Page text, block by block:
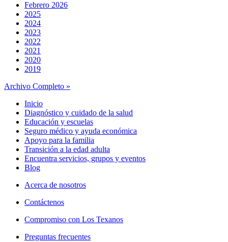
Febrero 2026
2025
2024
2023
2022
2021
2020
2019
Archivo Completo »
Inicio
Diagnóstico y cuidado de la salud
Educación y escuelas
Seguro médico y ayuda económica
Apoyo para la familia
Transición a la edad adulta
Encuentra servicios, grupos y eventos
Blog
Acerca de nosotros
Contáctenos
Compromiso con Los Texanos
Preguntas frecuentes